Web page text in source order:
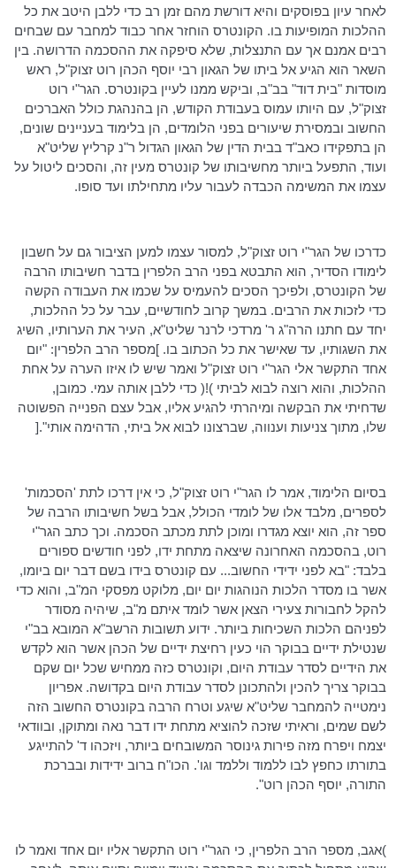
לאחר עיון בפוסקים והיא דורשת מהם זמן רב כדי ללבן היטב את כל
ההלכות המופיעות בו. הקונטרס הוחזר אחר כבוד למחבר עם שבחים
רבים אמנם אך עם התנצלות, שלא סיפקה את ההסכמה הדרושה. בין
השאר הוא הגיע אל ביתו של הגאון רבי יוסף הכהן רוט זצוק"ל, ראש
מוסדות "בית דוד" בב"ב, וביקש ממנו לעיין בקונטרס. הגר"י רוט
זצוק"ל, עם היותו עמוס בעבודת הקודש, הן בהנהגת כולל האברכים
החשוב ובמסירת שיעורים בפני הלומדים, הן בלימוד בעניינים שונים,
הן בתפקידו כאב"ד בבית הדין של הגאון הגדול ר"נ קרליץ שליט"א
ועוד, התפעל ביותר מחשיבותו של קונטרס מעין זה, והסכים ליטול על
עצמו את המשימה הכבדה לעבור עליו מתחילתו ועד סופו.
כדרכו של הגר"י רוט זצוק"ל, למסור עצמו למען הציבור גם על חשבון
לימודו הסדיר, הוא התבטא בפני הרב הלפרין בדבר חשיבותו הרבה
של הקונטרס, ולפיכך הסכים להעמיס על שכמו את העבודה הקשה
כדי לזכות את הרבים. במשך קרוב לחודשיים, עבר על כל ההלכות,
יחד עם חתנו הרה"ג ר' מרדכילרנר שליט"א, העיר את הערותיו, השיג
את השגותיו, עד שאישר את כל הכתוב בו. ]מספר הרב הלפרין: "יום
אחד התקשר אלי הגר"י רוט זצוק"ל ואמר שיש לו איזו הערה על אחת
ההלכות, והוא רוצה לבוא לביתי )!( כדי ללבן אותה עמי. כמובן,
שדחיתי את הבקשה ומיהרתי להגיע אליו, אבל עצם הפנייה הפשוטה
שלו, מתוך צניעות וענווה, שברצונו לבוא אל ביתי, הדהימה אותי".[
בסיום הלימוד, אמר לו הגר"י רוט זצוק"ל, כי אין דרכו לתת 'הסכמות'
לספרים, מלבד אלו של לומדי הכולל, אבל בשל חשיבותו הרבה של
ספר זה, הוא יוצא מגדרו ומוכן לתת מכתב הסכמה. וכך כתב הגר"י
רוט, בהסכמה האחרונה שיצאה מתחת ידו, לפני חודשים ספורים
בלבד: "בא לפני ידידי החשוב... עם קונטרס בידו בשם דבר יום ביומו,
אשר בו מסדר הלכות הנוהגות יום יום, מלוקט מפסקי המ"ב, והוא כדי
להקל לחבורות צעירי הצאן אשר לומד איתם מ"ב, שיהיה מסודר
לפניהם הלכות השכיחות ביותר. ידוע תשובות הרשב"א המובא בב"י
שנטילת ידיים בבוקר הוי כעין רחיצת ידיים של הכהן אשר הוא לקדש
את הידיים לסדר עבודת היום, וקונטרס כזה ממחיש שכל יום שקם
בבוקר צריך להכין ולהתכונן לסדר עבודת היום בקדושה. אפריון
נימטייה להמחבר שליט"א שיגע וטרח הרבה בקונטרס החשוב הזה
לשם שמים, וראיתי שזכה להוציא מתחת ידו דבר נאה ומתוקן, ובוודאי
יצמח ויפרח מזה פירותגינוסר המשובחים ביותר, ויזכהו ד' להתייגע
בתורתו כחפץ לבו ללמוד וללמד וגו'. הכו"ח ברוב ידידות ובברכת
התורה, יוסף הכהן רוט".
)אגב, מספר הרב הלפרין, כי הגר"י רוט התקשר אליו יום אחד ואמר לו